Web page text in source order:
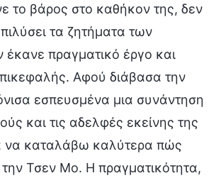
το βάρος στο καθήκον της, δεν
τα ζητήματα των
πραγματικό έργο και
Αφού διάβασα την
εσπευσμένα μια συνάντηση
και τις αδελφές εκείνης της
να καταλάβω καλύτερα πώς
Τσεν Μο. Η πραγματικότητα,